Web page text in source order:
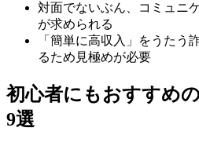
対面でないぶん、コミュニ
が求められる
「簡単に高収入」をうたう
るため見極めが必要
初心者にもおすすめ
9選